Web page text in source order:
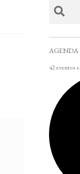
AGENDA
42 eventos